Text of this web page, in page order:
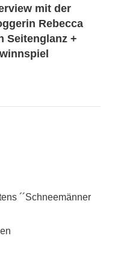
mit der
Rebecca
Seitenglanz +
´´Schneemänner